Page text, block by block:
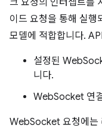
크 요청의 인터셉트를
이드 요청을 통해 실
모델에 적합합니다.
설정된
니다.
WebSocket 연
WebSocket 요청에는